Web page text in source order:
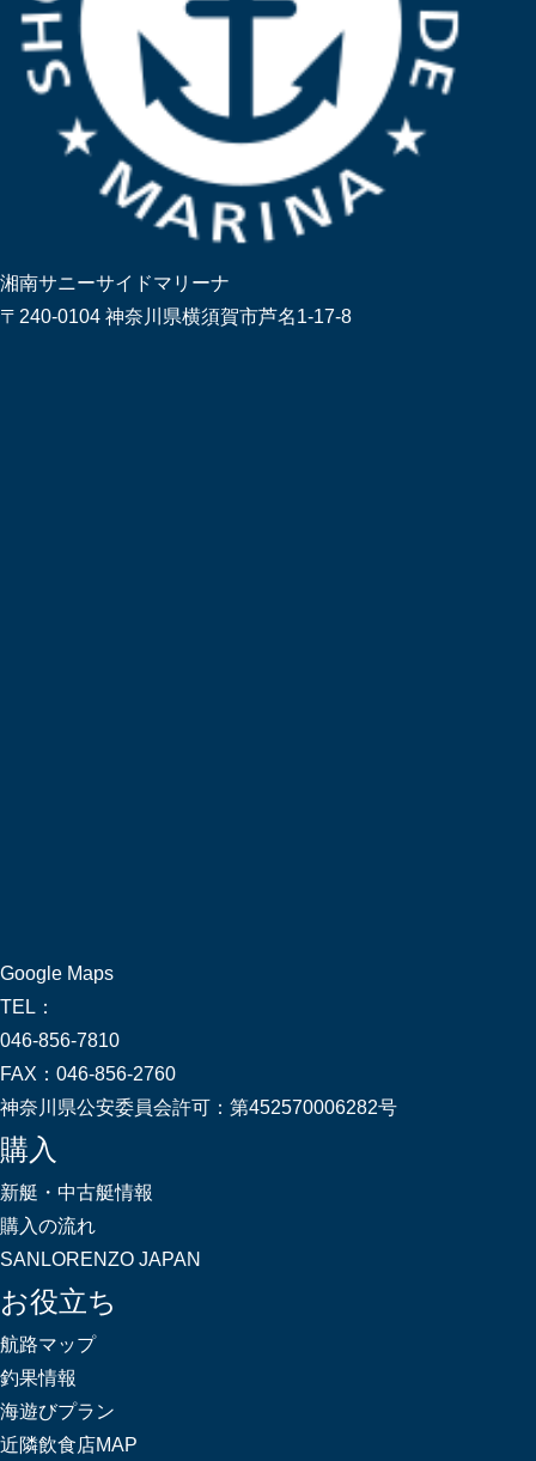
湘南サニーサイドマリーナ
〒240-0104 神奈川県横須賀市芦名1-17-8
Google Maps
TEL：
046-856-7810
FAX： 046-856-2760
神奈川県公安委員会許可： 第452570006282号
購入
新艇・中古艇情報
購入の流れ
SANLORENZO JAPAN
お役立ち
航路マップ
釣果情報
海遊びプラン
近隣飲食店MAP